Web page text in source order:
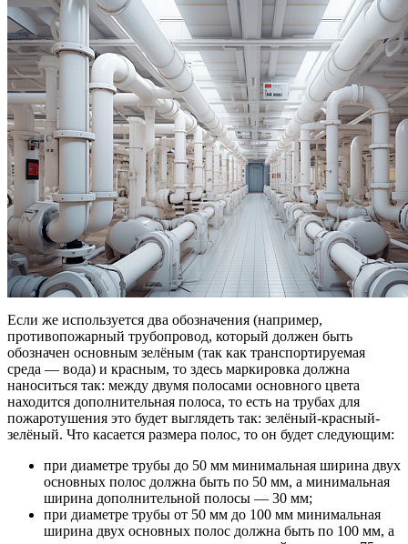
Если же используется два обозначения (например,
противопожарный трубопровод, который должен быть
обозначен основным зелёным (так как транспортируемая
среда — вода) и красным, то здесь маркировка должна
наноситься так: между двумя полосами основного цвета
находится дополнительная полоса, то есть на трубах для
пожаротушения это будет выглядеть так: зелёный-красный-
зелёный. Что касается размера полос, то он будет следующим:
при диаметре трубы до 50 мм минимальная ширина двух
основных полос должна быть по 50 мм, а минимальная
ширина дополнительной полосы — 30 мм;
при диаметре трубы от 50 мм до 100 мм минимальная
ширина двух основных полос должна быть по 100 мм, а